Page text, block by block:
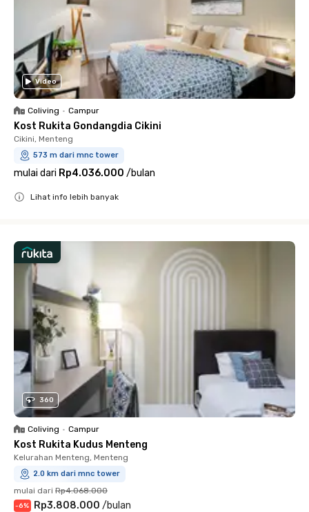
Video
Coliving • Campur
Kost Rukita Gondangdia Cikini
Cikini, Menteng
573 m dari mnc tower
mulai dari Rp4.036.000 /bulan
Lihat info lebih banyak
360
Coliving • Campur
Kost Rukita Kudus Menteng
Kelurahan Menteng, Menteng
2.0 km dari mnc tower
mulai dari Rp4.068.000
-6% Rp3.808.000 /bulan